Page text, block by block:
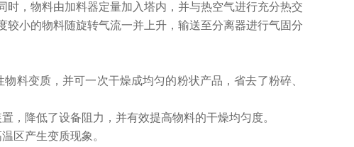
，物料由加料器定量加入塔内，并与热空气进行充分热交
小的物料随旋转气流一并上升，输送至分离器进行气固分
料变质，并可一次干燥成均匀的粉状产品，省去了粉碎、
，降低了设备阻力，并有效提高物料的干燥均匀度。
区产生变质现象。